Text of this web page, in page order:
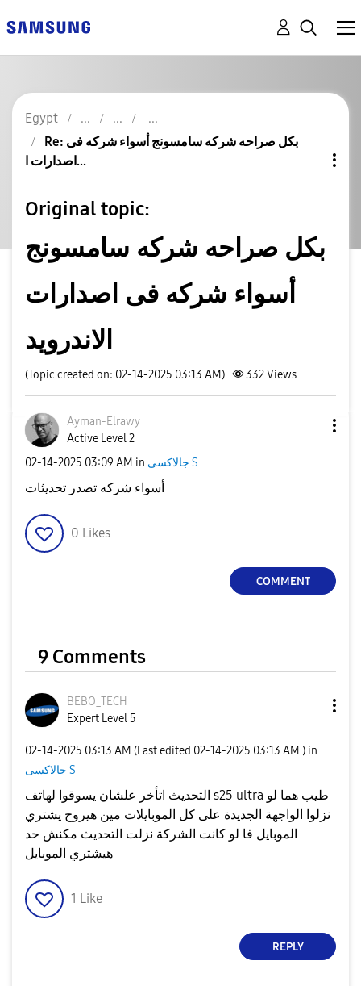
Egypt
Re: بكل صراحه شركه سامسونج أسواء شركه فى
اصدارات ا...
Original topic:
بكل صراحه شركه سامسونج
أسواء شركه فى اصدارات
الاندرويد
(Topic created on: 02-14-2025 03:13 AM) 332Views
Ayman-Elrawy
Active Level 2
‎02-14-2025 03:09 AM in جالاكسى S
0 Likes
COMMENT
9 Comments
BEBO_TECH
Expert Level 5
‎02-14-2025 03:13 AM (Last edited ‎02-14-2025 03:13 AM ) in
جالاكسى S
التحديث اتأخر علشان يسوقوا لهاتف s25 ultra طيب هما لو
نزلوا الواجهة الجديدة على كل الموبايلات مين هيروح يشتري
الموبايل فا لو كانت الشركة نزلت التحديث مكنش حد
هيشتري الموبايل
1 Like
REPLY